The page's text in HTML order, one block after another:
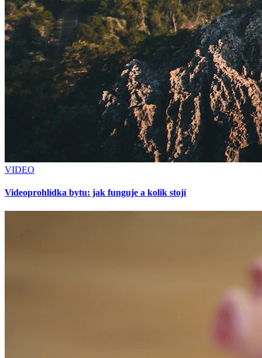
VIDEO
Videoprohlídka bytu: jak funguje a kolik stojí